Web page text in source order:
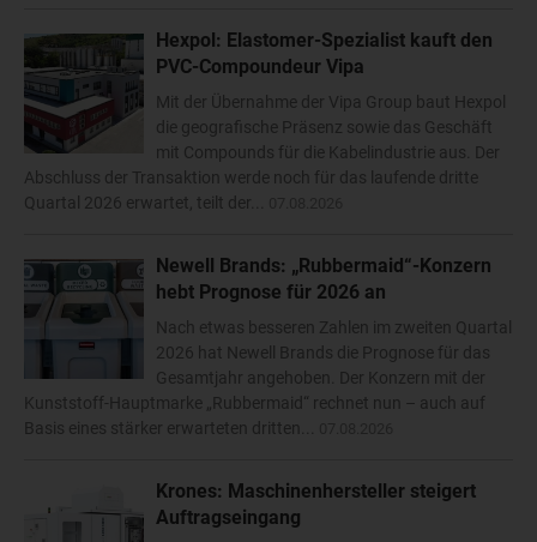
Hexpol: Elastomer-Spezialist kauft den
PVC-Compoundeur Vipa
Mit der Übernahme der Vipa Group baut Hexpol
die geografische Präsenz sowie das Geschäft
mit Compounds für die Kabelindustrie aus. Der
Abschluss der Transaktion werde noch für das laufende dritte
Quartal 2026 erwartet, teilt der...
Newell Brands: „Rubbermaid“-Konzern
hebt Prognose für 2026 an
Nach etwas besseren Zahlen im zweiten Quartal
2026 hat Newell Brands die Prognose für das
Gesamtjahr angehoben. Der Konzern mit der
Kunststoff-Hauptmarke „Rubbermaid“ rechnet nun – auch auf
Basis eines stärker erwarteten dritten...
Krones: Maschinenhersteller steigert
Auftragseingang